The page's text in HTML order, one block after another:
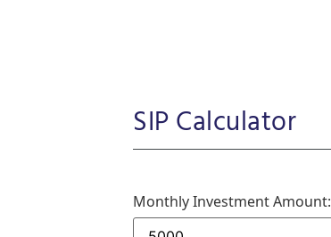
SIP Calculator
Monthly Investment Amount: